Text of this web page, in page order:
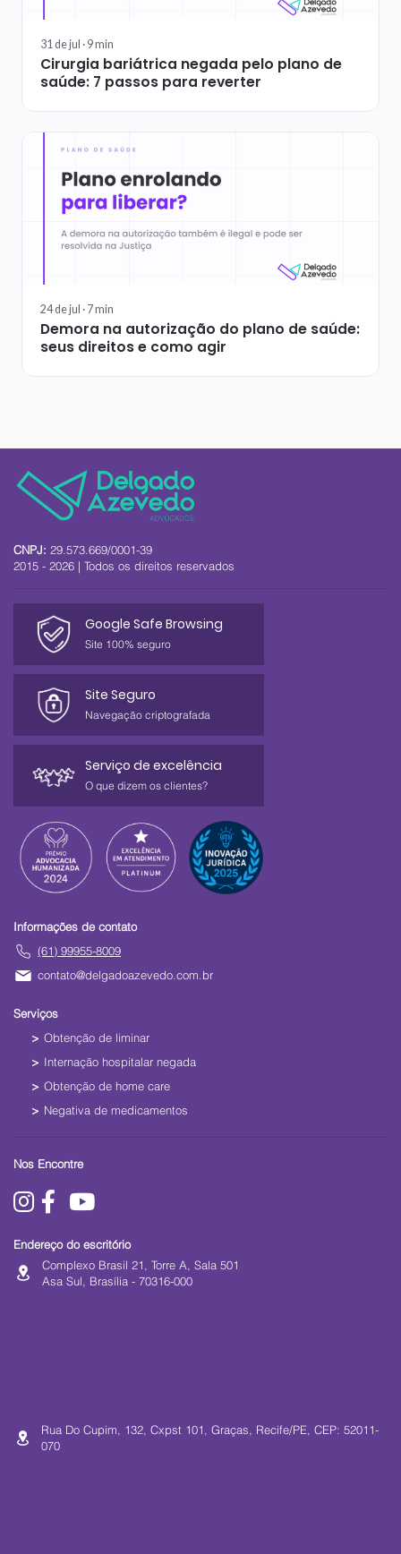
31 de jul · 9min
Cirurgia bariátrica negada pelo plano de
saúde: 7 passos para reverter
24 de jul · 7min
Demora na autorização do plano de saúde:
seus direitos e como agir
CNPJ: 29.573.669/0001-39
2015 - 2026 | Todos os direitos reservados
Google Safe Browsing
Site 100% seguro
Site Seguro
Navegação criptografada
Serviço de excelência
O que dizem os clientes?
Informações de contato
(61) 99955-8009
contato@delgadoazevedo.com.br
Serviços
Obtenção de liminar
Internação hospitalar negada
Obtenção de home care
Negativa de medicamentos
Nos Encontre
Endereço do escritório
Complexo Brasil 21, Torre A, Sala 501
Asa Sul, Brasília - 70316-000
Rua Do Cupim, 132, Cxpst 101, Graças, Recife/PE, CEP: 52011-
070